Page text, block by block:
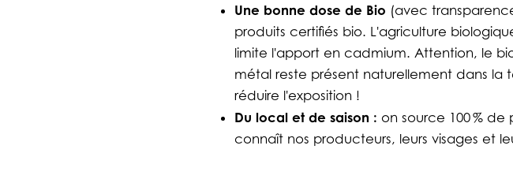
Une bonne dose de Bio (avec
produits certifiés bio. L'agriculture
limite l'apport en cadmium. Attention, le
métal reste présent naturellement dans
réduire l'exposition !
Du local et de saison :on source 100 % de
connaît nos producteurs, leurs visages et